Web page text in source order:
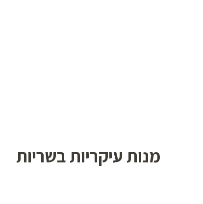
מנות עיקריות בשריות